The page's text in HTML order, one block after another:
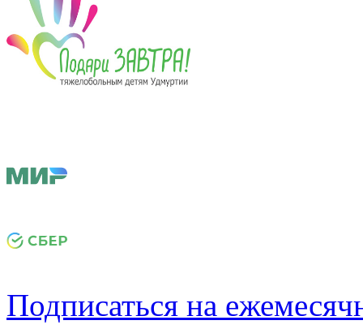
Подписаться на